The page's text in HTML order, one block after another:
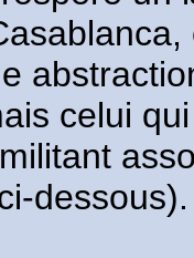
celui
dessous).